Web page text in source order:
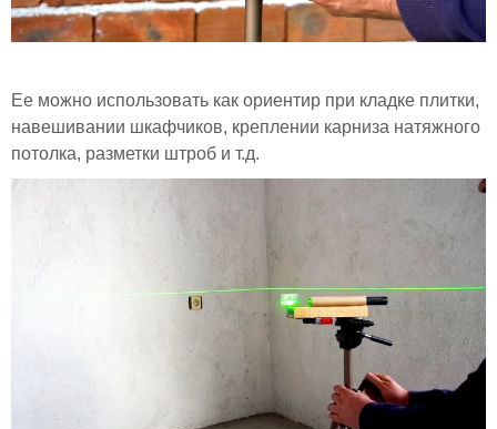
Ее можно использовать как ориентир при кладке плитки,
навешивании шкафчиков, креплении карниза натяжного
потолка, разметки штроб и т.д.